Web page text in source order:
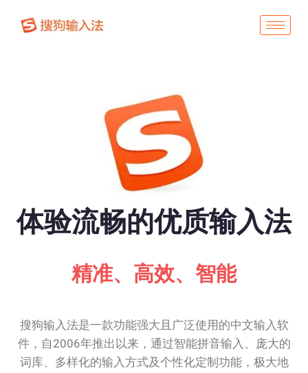
体验流畅的优质输入法
精准、高效、智能
搜狗输入法是一款功能强大且广泛使用的中文输入软
件，自2006年推出以来，通过智能拼音输入、庞大的
词库、多样化的输入方式及个性化定制功能，极大地